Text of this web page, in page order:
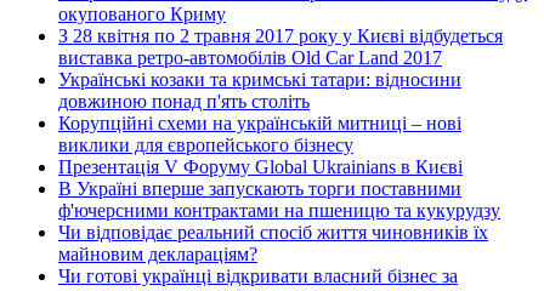
окупованого Криму
З 28 квітня по 2 травня 2017 року у Києві відбудеться
виставка ретро-автомобілів Old Car Land 2017
Українські козаки та кримські татари: відносини
довжиною понад п'ять століть
Корупційні схеми на українській митниці – нові
виклики для європейського бізнесу
Презентація V Форуму Global Ukrainians в Києві
В Україні вперше запускають торги поставними
ф'ючерсними контрактами на пшеницю та кукурудзу
Чи відповідає реальний спосіб життя чиновників їх
майновим деклараціям?
Чи готові українці відкривати власний бізнес за